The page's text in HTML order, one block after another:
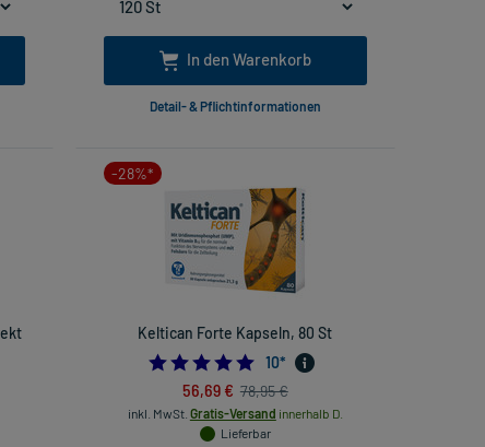
In den Warenkorb
Detail- & Pflichtinformationen
-28%*
Keltican Forte Kapseln, 80 St
4.9
10*
56,69 € 78,95 €
inkl. MwSt. Gratis-Versand innerhalb D.
Lieferbar